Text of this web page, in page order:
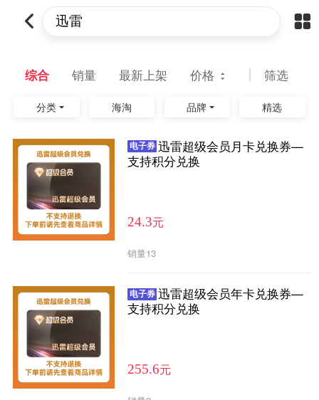
综合 销量 最新上架 价格 筛选
分类 海淘 品牌 精选
电子券 迅雷超级会员月卡兑换券—
支持积分兑换
24.3元
销量13
电子券 迅雷超级会员年卡兑换券—
支持积分兑换
255.6元